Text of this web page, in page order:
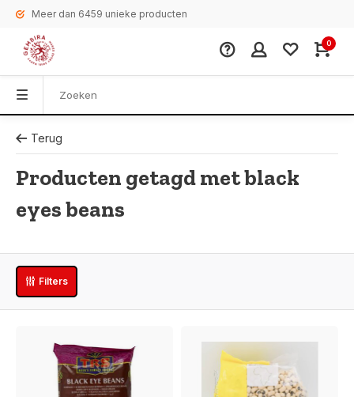
Meer dan 6459 unieke producten
0
Terug
Producten getagd met black
eyes beans
Filters